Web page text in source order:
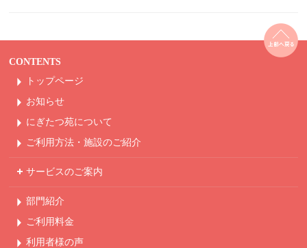
CONTENTS
トップページ
お知らせ
にぎたつ苑について
ご利用方法・ 施設のご紹介
サービスのご案内
部門紹介
ご利用料金
利用者様の声